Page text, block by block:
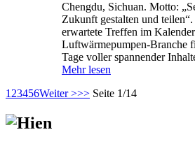
Chengdu, Sichuan. Motto:
Zukunft gestalten und
erwartete Treffen im
Luftwärmepumpen-Branche
Tage voller spannender
Mehr lesen
123456Weiter >>> Seite 1/14